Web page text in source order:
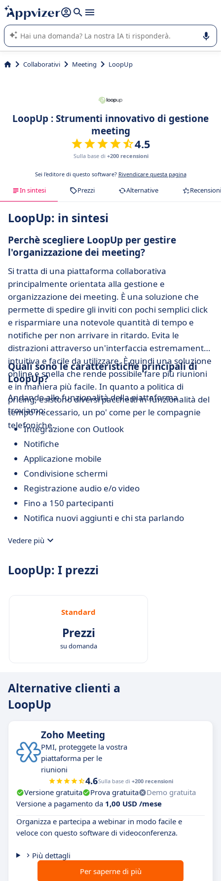
righe con
shift + enter
L'IA di Appvizer vi guida nell'utilizzo o nella scelta di un
software SaaS per la vostra azienda.
Collaborativi Meeting LoopUp
LoopUp : Strumenti innovativo di gestione
meeting
4.5
Sulla base di +200 recensioni
Sei l'editore di questo software? Rivendicare questa pagina
In sintesi Prezzi Alternative Recensioni
LoopUp: in sintesi
Perchè scegliere LoopUp per gestire
l'organizzazione dei meeting?
Si tratta di una piattaforma collaborativa
principalmente orientata alla gestione e
organizzazione dei meeting. È una soluzione che
permette di spedire gli inviti con pochi semplici click
e risparmiare una notevole quantità di tempo e
notifiche per non arrivare in ritardo. Evita le
distrazioni attraverso un'interfaccia estremamente
intuitiva e facile da utilizzare. È quindi una soluzione
online e snella che rende possibile fare più riunioni
e in maniera più facile. In quanto a politica di
pricing, esistono diversi pacchetti in funzionalità del
tempo necessario, un po' come per le compagnie
telefoniche.
Quali sono le caratteristiche principali di
LoopUp?
Andando alle funzionalità della piattaforma
troviamo:
Integrazione con Outlook
Notifiche
Applicazione mobile
Condivisione schermi
Registrazione audio e/o video
Fino a 150 partecipanti
Notifica nuovi aggiunti e chi sta parlando
Vedere più
LoopUp: I prezzi
Standard
Prezzi
su domanda
Alternative clienti a
LoopUp
Zoho Meeting
PMI, proteggete la vostra
piattaforma per le
riunioni
4.6Sulla base di +200 recensioni
Versione gratuita Prova gratuita
Demo gratuita
Versione a pagamento da 1,00 USD /mese
Organizza e partecipa a webinar in modo facile e
veloce con questo software di videoconferenza.
Più dettagli
Per saperne di più